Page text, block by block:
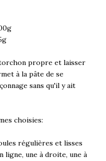
propre et laisser
à la pâte de se
sans qu'il y ait
choisies:
régulières et lisses
ligne, une à droite, une à